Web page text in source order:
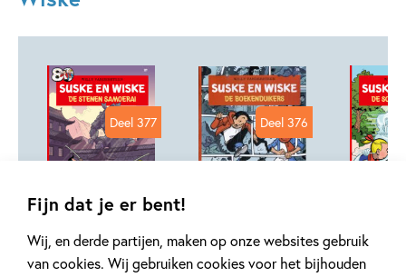
Fijn dat je er bent!
Wij, en derde partijen, maken op onze websites gebruik
van cookies. Wij gebruiken cookies voor het bijhouden
Deel 377
Paperback
Deel 376